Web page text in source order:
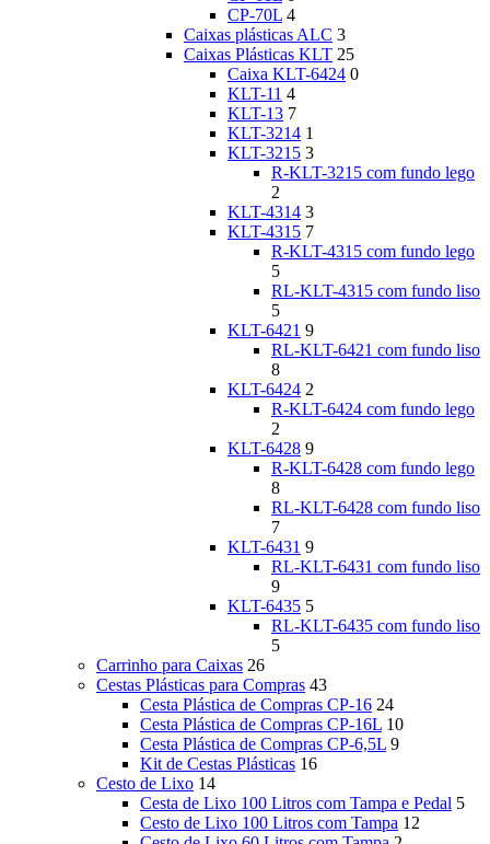
CP-70L 4
Caixas plásticas ALC 3
Caixas Plásticas KLT 25
Caixa KLT-6424 0
KLT-11 4
KLT-13 7
KLT-3214 1
KLT-3215 3
R-KLT-3215 com fundo lego
2
KLT-4314 3
KLT-4315 7
R-KLT-4315 com fundo lego
5
RL-KLT-4315 com fundo liso
5
KLT-6421 9
RL-KLT-6421 com fundo liso
8
KLT-6424 2
R-KLT-6424 com fundo lego
2
KLT-6428 9
R-KLT-6428 com fundo lego
8
RL-KLT-6428 com fundo liso
7
KLT-6431 9
RL-KLT-6431 com fundo liso
9
KLT-6435 5
RL-KLT-6435 com fundo liso
5
Carrinho para Caixas 26
Cestas Plásticas para Compras 43
Cesta Plástica de Compras CP-16 24
Cesta Plástica de Compras CP-16L 10
Cesta Plástica de Compras CP-6,5L 9
Kit de Cestas Plásticas 16
Cesto de Lixo 14
Cesta de Lixo 100 Litros com Tampa e Pedal 5
Cesto de Lixo 100 Litros com Tampa 12